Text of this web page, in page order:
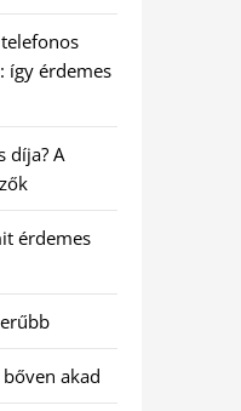
így érdemes
díja? A
érdemes
akad